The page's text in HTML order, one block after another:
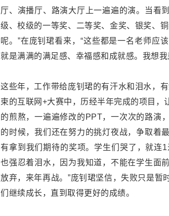
厅、演播厅、路演大厅上一遍遍的演。当看
级、校级的一等奖、二等奖、金奖、银奖、
呢。”在庞钊珺看来，“这些都是一名老师应
就是满满的满足感、幸福感和成就感。我想我
这些年，工作带给庞钊珺的有汗水和泪水，
束的互联网+大赛中，历经半年完成的项目
的煎熬，一遍遍修改的PPT，一次次的路演
的时候，我们还在努力的挑灯夜战，争取着
有拿到我们期待的奖项。学生们哭了，就连
也强忍着泪水，因为我知道，不能在学生面
放弃，来年再战。”庞钊珺坚信，失败只是
们继续成长，直到取得更好的成绩。